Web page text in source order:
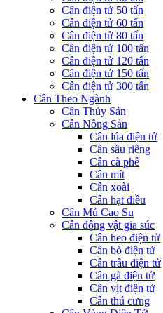
Cân điện tử 50 tấn
Cân điện tử 60 tấn
Cân điện tử 80 tấn
Cân điện tử 100 tấn
Cân điện tử 120 tấn
Cân điện tử 150 tấn
Cân điện tử 300 tấn
Cân Theo Ngành
Cân Thủy Sản
Cân Nông Sản
Cân lúa điện tử
Cân sầu riêng
Cân cà phê
Cân mít
Cân xoài
Cân hạt điều
Cân Mủ Cao Su
Cân động vật gia súc
Cân heo điện tử
Cân bò điện tử
Cân trâu điện tử
Cân gà điện tử
Cân vịt điện tử
Cân thú cưng